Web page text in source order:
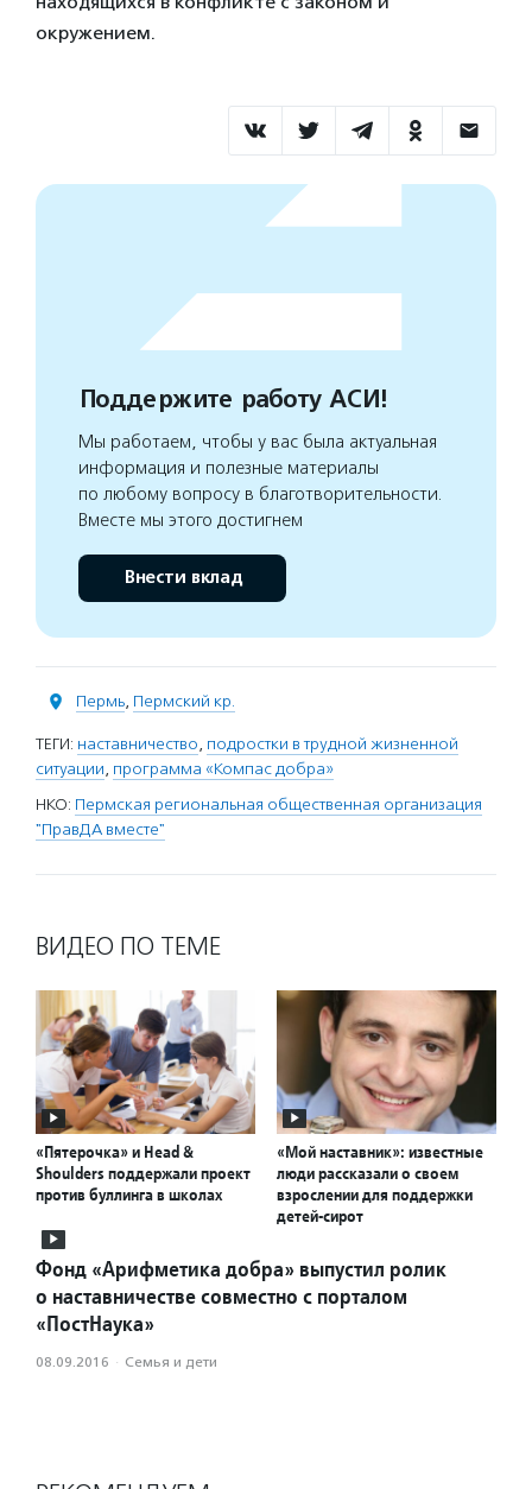
окружением.
Поддержите работу АСИ!
Мы работаем, чтобы у вас была актуальная
информация и полезные материалы
по любому вопросу в благотворительности.
Вместе мы этого достигнем
Внести вклад
Пермь, Пермский кр.
ТЕГИ: наставничество, подростки в трудной жизненной
ситуации, программа «Компас добра»
НКО: Пермская региональная общественная организация
"ПравДА вместе"
ВИДЕО ПО ТЕМЕ
«Пятерочка» и Head &
Shoulders поддержали проект
против буллинга в школах
«Мой наставник»: известные
люди рассказали о своем
взрослении для поддержки
детей-сирот
Фонд «Арифметика добра» выпустил ролик
о наставничестве совместно с порталом
«ПостНаука»
08.09.2016 · Семья и дети